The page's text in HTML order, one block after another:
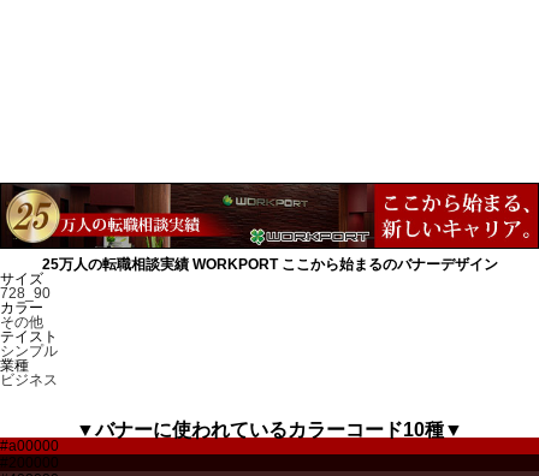
25万人の転職相談実績 WORKPORT ここから始まるのバナーデザイン
サイズ
728_90
カラー
その他
テイスト
シンプル
業種
ビジネス
▼バナーに使われているカラーコード10種▼